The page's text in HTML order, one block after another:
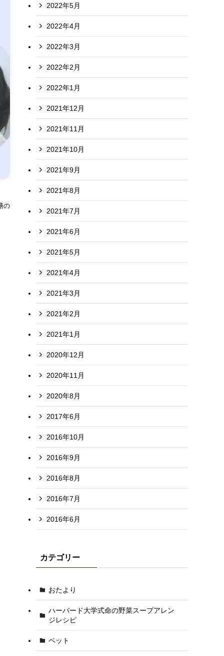
の
2022年5月
2022年4月
2022年3月
2022年2月
2022年1月
2021年12月
2021年11月
2021年10月
2021年9月
2021年8月
2021年7月
2021年6月
2021年5月
2021年4月
2021年3月
2021年2月
2021年1月
2020年12月
2020年11月
2020年8月
2017年6月
2016年10月
2016年9月
2016年8月
2016年7月
2016年6月
カテゴリー
おたより
ハーバード大学式命の野菜スープアレン
ジレシピ
ペット